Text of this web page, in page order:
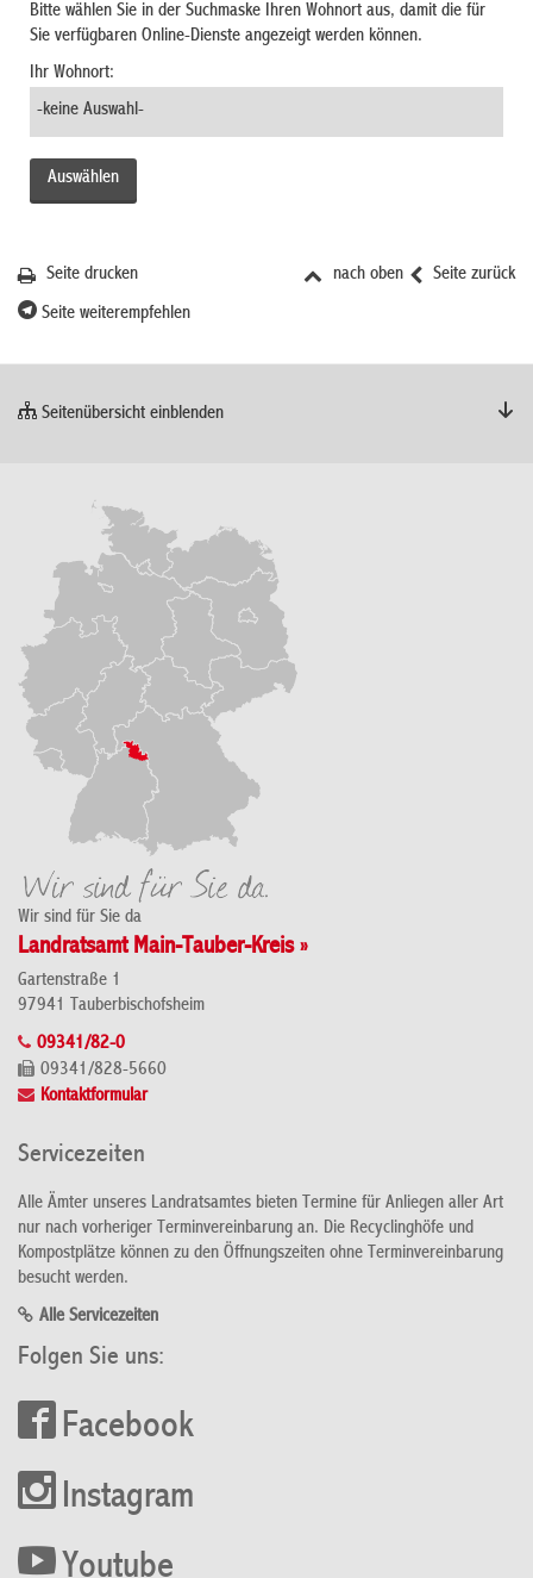
Bitte wählen Sie in der Suchmaske Ihren Wohnort aus, damit die für
Sie verfügbaren Online-Dienste angezeigt werden können.
Ihr Wohnort:
Seite zurück
nach oben
Seite drucken
Seite weiterempfehlen
Seitenübersicht einblenden
Wir sind für Sie da
Landratsamt Main-Tauber-Kreis »
Gartenstraße 1
97941 Tauberbischofsheim
09341/82-0
09341/828-5660
Kontaktformular
Servicezeiten
Alle Ämter unseres Landratsamtes bieten Termine für Anliegen aller Art
nur nach vorheriger Terminvereinbarung an. Die Recyclinghöfe und
Kompostplätze können zu den Öffnungszeiten ohne Terminvereinbarung
besucht werden.
Alle Servicezeiten
Folgen Sie uns:
Facebook
Instagram
Youtube